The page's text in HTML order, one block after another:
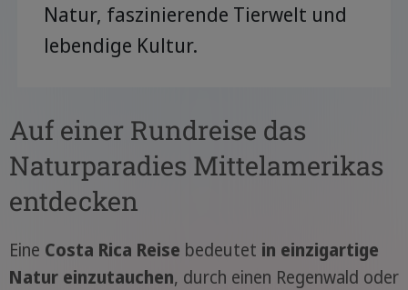
Natur, faszinierende Tierwelt und
lebendige Kultur.
Auf einer Rundreise das
Naturparadies Mittelamerikas
entdecken
Eine Costa Rica Reise bedeutet in einzigartige
Natur einzutauchen, durch einen Regenwald oder